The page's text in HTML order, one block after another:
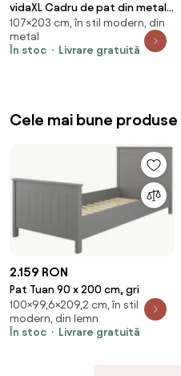
vidaXL Cadru de pat din metal
cu tăblie, alb, 107x203 cm
107×203 cm, în stil modern, din
metal
În stoc
Livrare gratuită
Cele mai bune
2.159 RON
Pat Tuan 90 x 200 cm, gri
100×99,6×209,2 cm, în stil
modern, din lemn
În stoc
Livrare gratuită